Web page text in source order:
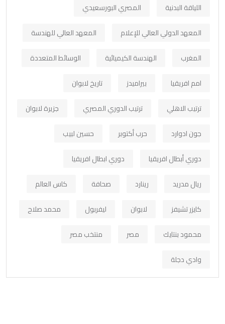
اللياقة البدنية
المصري البورسعيدي
المعهد الدولي العالي للإعلام
المعهد العالي للهندسة
المغرب
الهندسة الكيميائية
الوسائط المتعددة
امم افريقيا
بيراميدز
تاريخ لابوان
ترتيب الاهلي
ترتيب الدوري المصري
جزيرة لابوان
جون ادوارد
حرب أكتوبر
حسين لبيب
دوري أبطال افريقيا
دوري ابطال افريقيا
ريال مدريد
رينارد صحافة
كاس العالم
كايزر تشيفز
لابوان ليفربول
محمد صلاح
محمود بنتايك
مصر
منتخب مصر
وادي دجلة